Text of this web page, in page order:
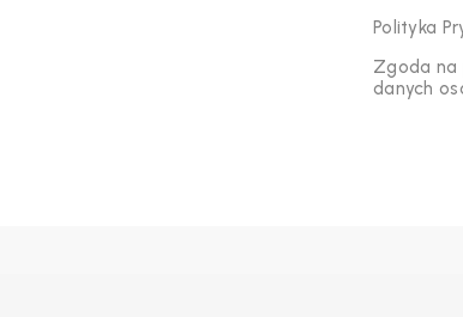
Polityka
Zgoda na
danych